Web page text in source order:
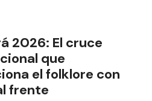
2026: El cruce
que
el folklore con
frente